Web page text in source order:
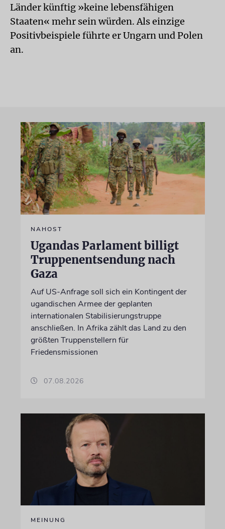
Länder künftig »keine lebensfähigen
Staaten« mehr sein würden. Als einzige
Positivbeispiele führte er Ungarn und Polen
an.
NAHOST
Ugandas Parlament billigt
Truppenentsendung nach
Gaza
Auf US-Anfrage soll sich ein Kontingent der
ugandischen Armee der geplanten
internationalen Stabilisierungstruppe
anschließen. In Afrika zählt das Land zu den
größten Truppenstellern für
Friedensmissionen
07.08.2026
MEINUNG